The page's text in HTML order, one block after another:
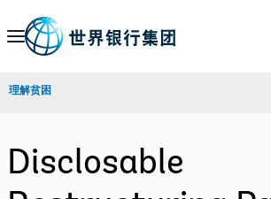
Skip
Navigation
理解贫困
Disclosable